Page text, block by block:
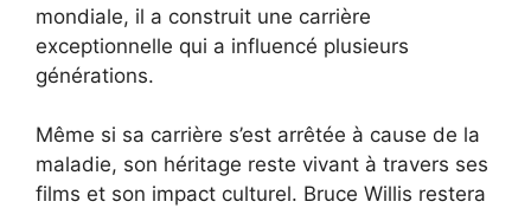
mondiale, il a construit une carrière
exceptionnelle qui a influencé plusieurs
générations.
Même si sa carrière s’est arrêtée à cause de la
maladie, son héritage reste vivant à travers ses
films et son impact culturel. Bruce Willis restera